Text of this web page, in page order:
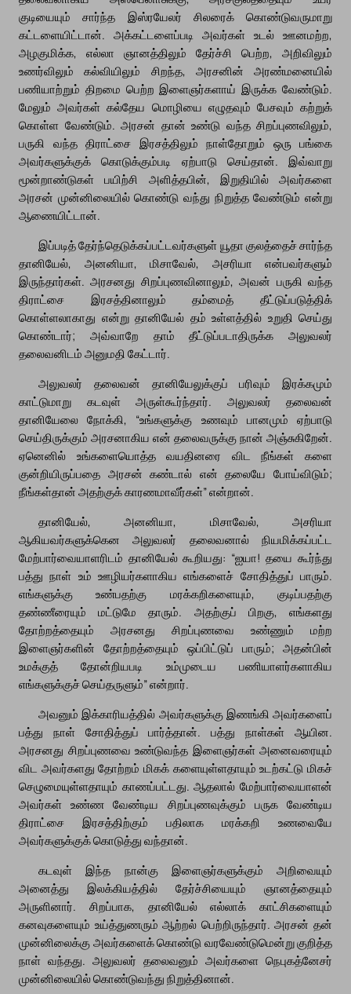
குடியையும் சார்ந்த இஸ்ரயேலர் சிலரைக் கொண்டுவருமாறு
கட்டளையிட்டான். அக்கட்டளைப்படி அவர்கள் உடல் ஊனமற்ற,
அழகுமிக்க, எல்லா ஞானத்திலும் தேர்ச்சி பெற்ற, அறிவிலும்
உணர்விலும் கல்வியிலும் சிறந்த, அரசனின் அரண்மனையில்
பணியாற்றும் திறமை பெற்ற இளைஞர்களாய் இருக்க வேண்டும்.
மேலும் அவர்கள் கல்தேய மொழியை எழுதவும் பேசவும் கற்றுக்
கொள்ள வேண்டும். அரசன் தான் உண்டு வந்த சிறப்புணவிலும்,
பருகி வந்த திராட்சை இரசத்திலும் நாள்தோறும் ஒரு பங்கை
அவர்களுக்குக் கொடுக்கும்படி ஏற்பாடு செய்தான். இவ்வாறு
மூன்றாண்டுகள் பயிற்சி அளித்தபின், இறுதியில் அவர்களை
அரசன் முன்னிலையில் கொண்டு வந்து நிறுத்த வேண்டும் என்று
ஆணையிட்டான்.
இப்படித் தேர்ந்தெடுக்கப்பட்டவர்களுள் யூதா குலத்தைச் சார்ந்த
தானியேல், அனனியா, மிசாவேல், அசரியா என்பவர்களும்
இருந்தார்கள். அரசனது சிறப்புணவினாலும், அவன் பருகி வந்த
திராட்சை இரசத்தினாலும் தம்மைத் தீட்டுப்படுத்திக்
கொள்ளலாகாது என்று தானியேல் தம் உள்ளத்தில் உறுதி செய்து
கொண்டார்; அவ்வாறே தாம் தீட்டுப்படாதிருக்க அலுவலர்
தலைவனிடம் அனுமதி கேட்டார்.
அலுவலர் தலைவன் தானியேலுக்குப் பரிவும் இரக்கமும்
காட்டுமாறு கடவுள் அருள்கூர்ந்தார். அலுவலர் தலைவன்
தானியேலை நோக்கி, “உங்களுக்கு உணவும் பானமும் ஏற்பாடு
செய்திருக்கும் அரசனாகிய என் தலைவருக்கு நான் அஞ்சுகிறேன்.
ஏனெனில் உங்களையொத்த வயதினரை விட நீங்கள் களை
குன்றியிருப்பதை அரசன் கண்டால் என் தலையே போய்விடும்;
நீங்கள்தான் அதற்குக் காரணமாவீர்கள்” என்றான்.
தானியேல், அனனியா, மிசாவேல், அசரியா
ஆகியவர்களுக்கென அலுவலர் தலைவனால் நியமிக்கப்பட்ட
மேற்பார்வையாளரிடம் தானியேல் கூறியது: “ஐயா! தயை கூர்ந்து
பத்து நாள் உம் ஊழியர்களாகிய எங்களைச் சோதித்துப் பாரும்.
எங்களுக்கு உண்பதற்கு மரக்கறிகளையும், குடிப்பதற்கு
தண்ணீரையும் மட்டுமே தாரும். அதற்குப் பிறகு, எங்களது
தோற்றத்தையும் அரசனது சிறப்புணவை உண்ணும் மற்ற
இளைஞர்களின் தோற்றத்தையும் ஒப்பிட்டுப் பாரும்; அதன்பின்
உமக்குத் தோன்றியபடி உம்முடைய பணியாளர்களாகிய
எங்களுக்குச் செய்தருளும்” என்றார்.
அவனும் இக்காரியத்தில் அவர்களுக்கு இணங்கி அவர்களைப்
பத்து நாள் சோதித்துப் பார்த்தான். பத்து நாள்கள் ஆயின.
அரசனது சிறப்புணவை உண்டுவந்த இளைஞர்கள் அனைவரையும்
விட அவர்களது தோற்றம் மிகக் களையுள்ளதாயும் உடற்கட்டு மிகச்
செழுமையுள்ளதாயும் காணப்பட்டது. ஆதலால் மேற்பார்வையாளன்
அவர்கள் உண்ண வேண்டிய சிறப்புணவுக்கும் பருக வேண்டிய
திராட்சை இரசத்திற்கும் பதிலாக மரக்கறி உணவையே
அவர்களுக்குக் கொடுத்து வந்தான்.
கடவுள் இந்த நான்கு இளைஞர்களுக்கும் அறிவையும்
அனைத்து இலக்கியத்தில் தேர்ச்சியையும் ஞானத்தையும்
அருளினார். சிறப்பாக, தானியேல் எல்லாக் காட்சிகளையும்
கனவுகளையும் உய்த்துணரும் ஆற்றல் பெற்றிருந்தார். அரசன் தன்
முன்னிலைக்கு அவர்களைக் கொண்டு வரவேண்டுமென்று குறித்த
நாள் வந்தது. அலுவலர் தலைவனும் அவர்களை நெபுகத்னேசர்
முன்னிலையில் கொண்டுவந்து நிறுத்தினான்.